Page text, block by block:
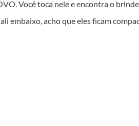
Você toca nele e encontra o
embaixo, acho que eles ficam